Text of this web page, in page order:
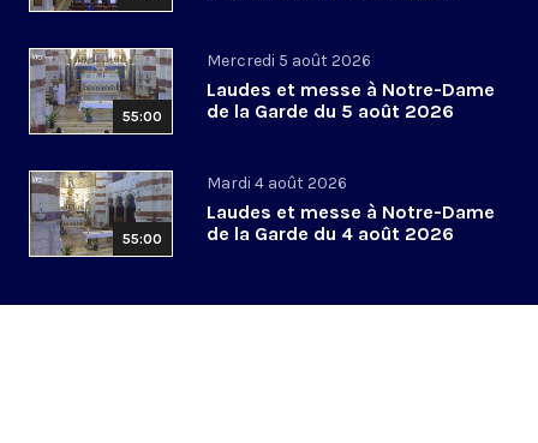
55:00
Mercredi 5 août 2026
Laudes et messe à Notre-Dame
de la Garde du 5 août 2026
55:00
Mardi 4 août 2026
Laudes et messe à Notre-Dame
de la Garde du 4 août 2026